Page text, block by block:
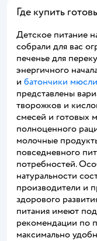
Где купить
Детское питание
собрали для вас
печенье для
энергичного
и батончики мюсли
представлены
творожков и
смесей и готовых
полноценного
молочные
повседневного
потребностей.
натуральности
производители и
здорового
питания имеют
рекомендации по
максимально